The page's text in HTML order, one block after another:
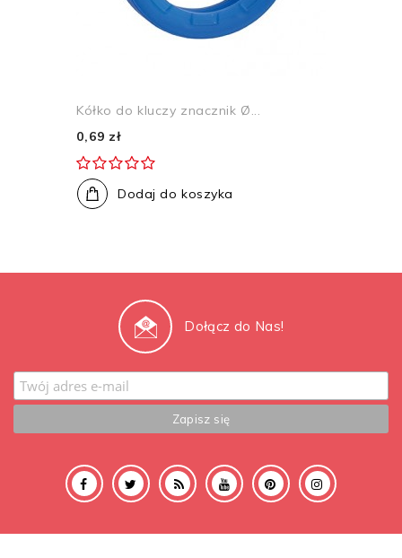
Kółko do kluczy znacznik Ø...
0,69 zł
Dodaj do koszyka
Dołącz do Nas!